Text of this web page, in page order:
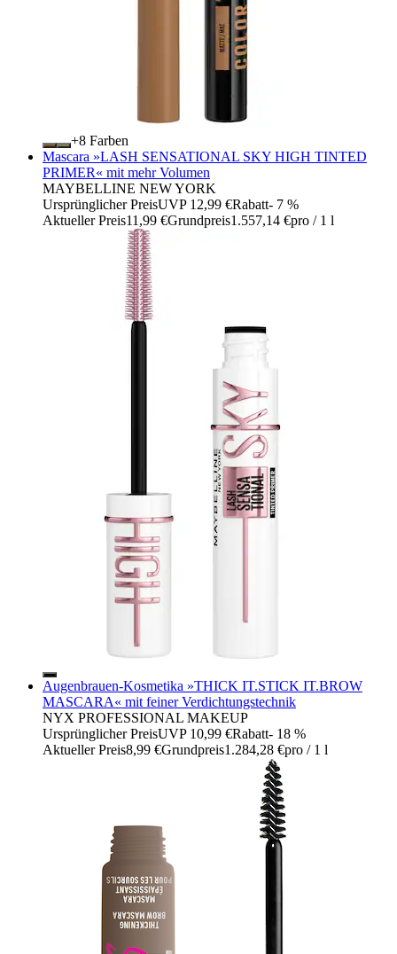
+
Farben
Mascara »LASH SENSATIONAL SKY HIGH TINTED
PRIMER« mit mehr Volumen
MAYBELLINE NEW YORK
Ursprünglicher PreisUVP 12,99 €Rabatt- 7 %
Aktueller Preis11,99 €Grundpreis1.557,14 €pro / 1 l
Augenbrauen-Kosmetika »THICK IT.STICK IT.BROW
MASCARA« mit feiner Verdichtungstechnik
NYX PROFESSIONAL MAKEUP
Ursprünglicher PreisUVP 10,99 €Rabatt- 18 %
Aktueller Preis8,99 €Grundpreis1.284,28 €pro / 1 l